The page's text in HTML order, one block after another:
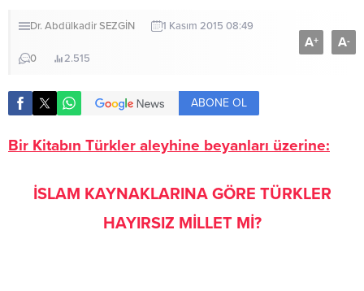
Dr. Abdülkadir SEZGİN 1 Kasım 2015 08:49
0 2.515
A+ A-
ABONE OL
Bir Kitabın Türkler aleyhine beyanları üzerine:
İSLAM KAYNAKLARINA GÖRE TÜRKLER
HAYIRSIZ MİLLET Mİ?